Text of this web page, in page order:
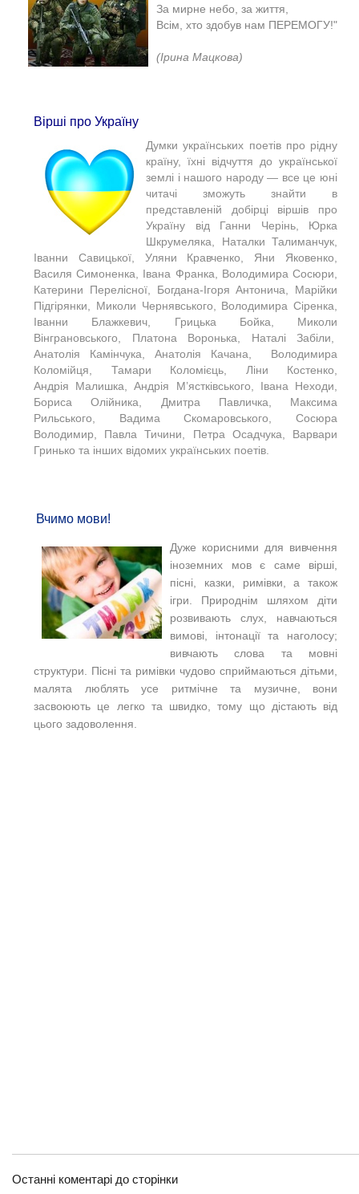
За мирне небо, за життя,
Всім, хто здобув нам ПЕРЕМОГУ!"
(Ірина Мацкова)​
Вірші про Україну
Думки українських поетів про рідну
країну, їхні відчуття до української
землі і нашого народу — все це юні
читачі зможуть знайти в
представленій добірці віршів про
Україну від Ганни Черінь, Юрка
Шкрумеляка, Наталки Талиманчук,
Іванни Савицької, Уляни Кравченко, Яни Яковенко,
Василя Симоненка, Івана Франка, Володимира Сосюри,
Катерини Перелісної, Богдана-Ігоря Антонича, Марійки
Підгірянки, Миколи Чернявського, Володимира Сіренка,
Іванни Блажкевич, Грицька Бойка, Миколи
Вінграновського, Платона Воронька, Наталі Забіли,
Анатолія Камінчука, Анатолія Качана, Володимира
Коломійця, Тамари Коломієць, Ліни Костенко,
Андрія Малишка, Андрія М’ястківського, Івана Неходи,
Бориса Олійника, Дмитра Павличка, Максима
Рильського, Вадима Скомаровського, Сосюра
Володимир, Павла Тичини, Петра Осадчука, Варвари
Гринько та інших відомих українських поетів.
Вчимо мови!
Дуже корисними для вивчення
іноземних мов є саме вірші,
пісні, казки, римівки, а також
ігри. Природнім шляхом діти
розвивають слух, навчаються
вимові, інтонації та наголосу;
вивчають слова та мовні
структури. Пісні та римівки чудово сприймаються дітьми,
малята люблять усе ритмічне та музичне, вони
засвоюють це легко та швидко, тому що дістають від
цього задоволення.
Останні коментарі до сторінки